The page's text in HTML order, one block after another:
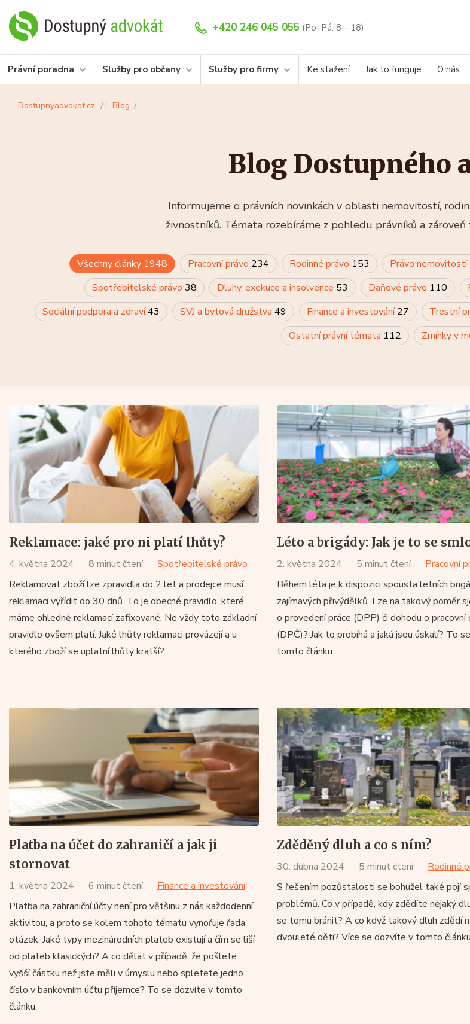
+420 246 045 055 (Po–Pá: 8—18)
Právní poradna Služby pro občany Služby pro firmy Ke stažení Jak to funguje O nás
Dostupnyadvokat.cz Blog
Blog Dostupného
Informujeme o právních novinkách v oblasti nemovitostí,
živnostníků. Témata rozebíráme z pohledu právníků a
Všechny články 1948 Pracovní právo 234 Rodinné právo 153 Právo nemovitostí
Spotřebitelské právo 38 Dluhy, exekuce a insolvence 53 Daňové právo 110
Sociální podpora a zdraví43 SVJ a bytová družstva 49 Finance a investování27 Trestní
Ostatní právní témata 112 Zmínky v
Reklamace: jaké pro ni platí lhůty?
4. května 2024 8 minut čtení
Spotřebitelské právo
Reklamovat zboží lze zpravidla do 2 let a prodejce musí
reklamaci vyřídit do 30 dnů. To je obecné pravidlo, které
máme ohledně reklamací zafixované. Ne vždy toto základní
pravidlo ovšem platí. Jaké lhůty reklamaci provázejí a u
kterého zboží se uplatní lhůty kratší?
Léto a brigády: Jak je to se
2. května 2024 5 minut čtení
Pracovní
Během léta je k dispozici spousta letních
zajímavých přivýdělků. Lze na takový poměr
o provedení práce (DPP) či dohodu o pracovní
(DPČ)? Jak to probíhá a jaká jsou úskalí? To
tomto článku.
Platba na účet do zahraničí a jak ji
stornovat
1. května 2024 6 minut čtení
Finance a investování
Platba na zahraniční účty není pro většinu z nás každodenní
aktivitou, a proto se kolem tohoto tématu vynořuje řada
otázek. Jaké typy mezinárodních plateb existují a čím se liší
od plateb klasických? A co dělat v případě, že pošlete
vyšší částku než jste měli v úmyslu nebo spletete jedno
číslo v bankovním účtu příjemce? To se dozvíte v tomto
článku.
Zděděný dluh a co s ním?
30. dubna 2024 5 minut čtení
Rodinné
S řešením pozůstalosti se bohužel také pojí
problémů. Co v případě, kdy zdědíte nějaký
se tomu bránit? A co když takový dluh zdědí
dvouleté děti? Více se dozvíte v tomto